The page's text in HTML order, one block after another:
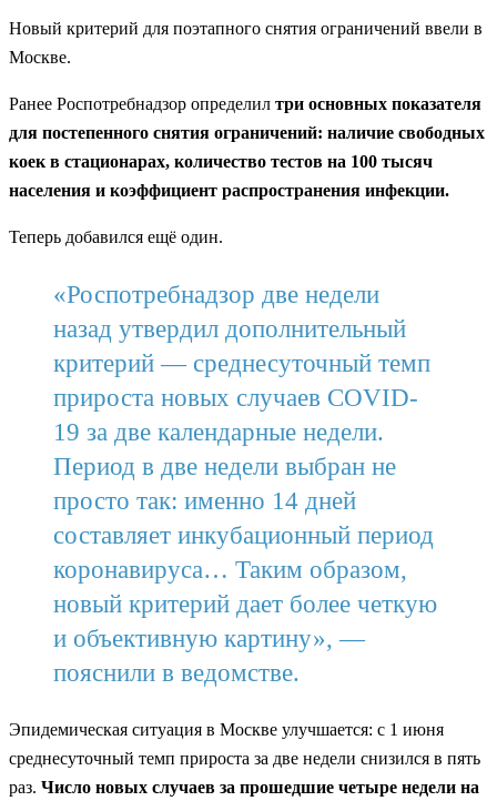
Новый критерий для поэтапного снятия ограничений ввели в
Москве.
Ранее Роспотребнадзор определил три основных показателя
для постепенного снятия ограничений: наличие свободных
коек в стационарах, количество тестов на 100 тысяч
населения и коэффициент распространения инфекции.
Теперь добавился ещё один.
«Роспотребнадзор две недели
назад утвердил дополнительный
критерий — среднесуточный темп
прироста новых случаев COVID-
19 за две календарные недели.
Период в две недели выбран не
просто так: именно 14 дней
составляет инкубационный период
коронавируса… Таким образом,
новый критерий дает более четкую
и объективную картину», —
пояснили в ведомстве.
Эпидемическая ситуация в Москве улучшается: с 1 июня
среднесуточный темп прироста за две недели снизился в пять
раз. Число новых случаев за прошедшие четыре недели на